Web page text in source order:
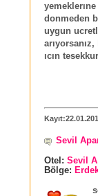
donmeden
uygun
ıcın
Sevil
Otel: Sevil
Bölge: